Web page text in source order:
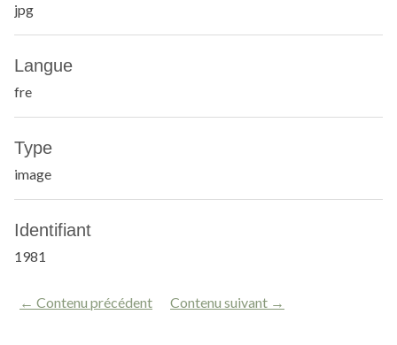
jpg
Langue
fre
Type
image
Identifiant
1981
← Contenu précédent Contenu suivant →